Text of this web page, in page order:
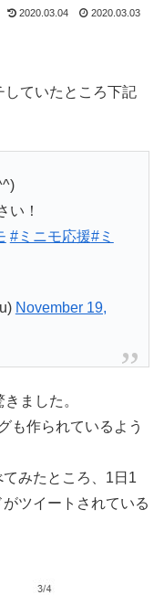
2020.03.04 2020.03.03
していたところ下記
い！
#ミニモ応援#ミ
November 19,
ました。
も作られているよう
みたところ、1日1
ツイートされている